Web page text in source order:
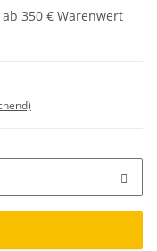
350 € Warenwert